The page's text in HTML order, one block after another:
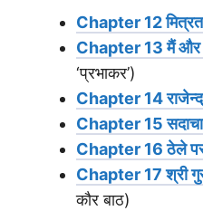
Chapter 12
Chapter 13 मैं और
‘प्रभाकर’)
Chapter 14
Chapter 15
Chapter 16 ठेले पर
Chapter 17 श्री
कौर बाठ)